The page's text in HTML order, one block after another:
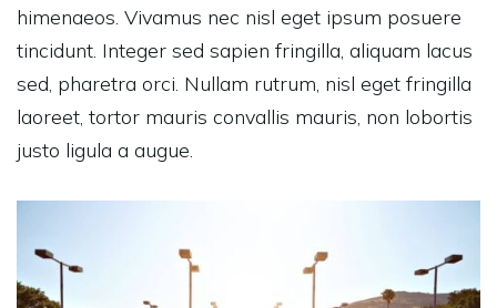
himenaeos. Vivamus nec nisl eget ipsum posuere
tincidunt. Integer sed sapien fringilla, aliquam lacus
sed, pharetra orci. Nullam rutrum, nisl eget fringilla
laoreet, tortor mauris convallis mauris, non lobortis
justo ligula a augue.